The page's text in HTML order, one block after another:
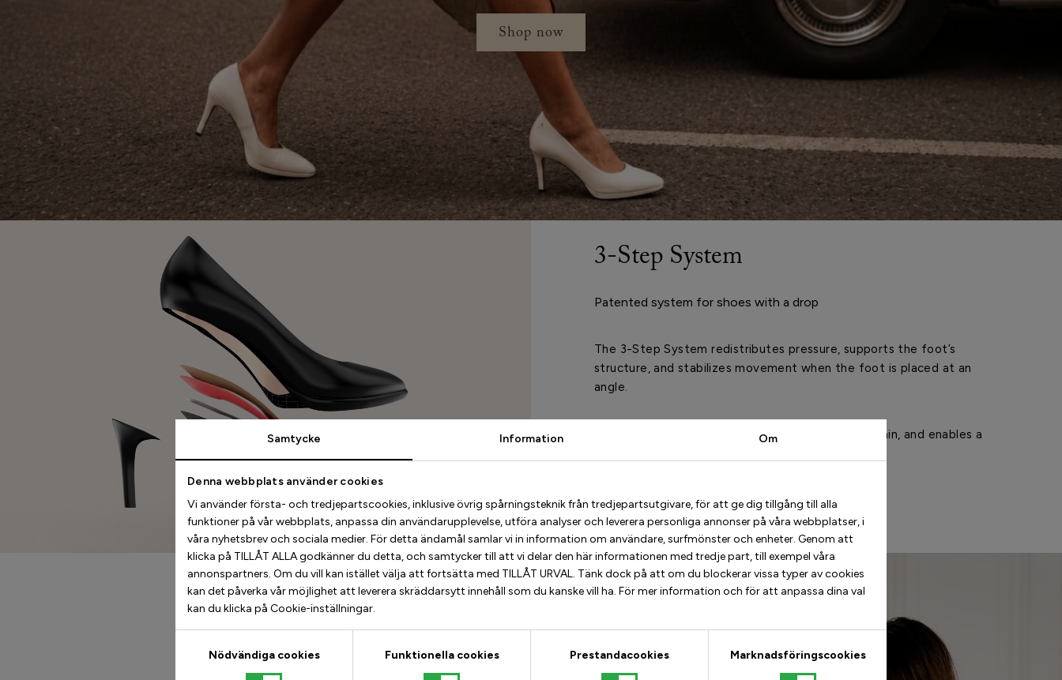
Samtycke Information Om
Denna webbplats använder cookies
Vi använder första- och tredjepartscookies, inklusive övrig spårningsteknik från tredjepartsutgivare, för att ge dig tillgång till alla
funktioner på vår webbplats, anpassa din användarupplevelse, utföra analyser och leverera personliga annonser på våra webbplatser, i
våra nyhetsbrev och sociala medier. För detta ändamål samlar vi in information om användare, surfmönster och enheter. Genom att
klicka på TILLÅT ALLA godkänner du detta, och samtycker till att vi delar den här informationen med tredje part, till exempel våra
annonspartners. Om du vill kan istället välja att fortsätta med TILLÅT URVAL. Tänk dock på att om du blockerar vissa typer av cookies
kan det påverka vår möjlighet att leverera skräddarsytt innehåll som du kanske vill ha. För mer information och för att anpassa dina val
kan du klicka på Cookie-inställningar.
Nödvändiga cookies
Funktionella cookies Prestandacookies Marknadsföringscookies
Shop now
3-Step System
Patented system for shoes with a drop
The 3-Step System redistributes pressure, supports the foot’s
structure, and stabilizes movement when the foot is placed at an
angle.
It helps maintain balance, reduces unnecessary strain, and enables a
Learn more